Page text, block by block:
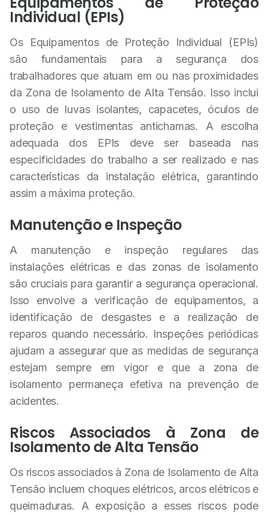
Individual (EPIs)
Os Equipamentos de Proteção Individual (EPIs)
são fundamentais para a segurança dos
trabalhadores que atuam em ou nas proximidades
da Zona de Isolamento de Alta Tensão. Isso inclui
o uso de luvas isolantes, capacetes, óculos de
proteção e vestimentas antichamas. A escolha
adequada dos EPIs deve ser baseada nas
especificidades do trabalho a ser realizado e nas
características da instalação elétrica, garantindo
assim a máxima proteção.
Manutenção e Inspeção
A manutenção e inspeção regulares das
instalações elétricas e das zonas de isolamento
são cruciais para garantir a segurança operacional.
Isso envolve a verificação de equipamentos, a
identificação de desgastes e a realização de
reparos quando necessário. Inspeções periódicas
ajudam a assegurar que as medidas de segurança
estejam sempre em vigor e que a zona de
isolamento permaneça efetiva na prevenção de
acidentes.
Riscos Associados à Zona de
Isolamento de Alta Tensão
Os riscos associados à Zona de Isolamento de Alta
Tensão incluem choques elétricos, arcos elétricos e
queimaduras. A exposição a esses riscos pode